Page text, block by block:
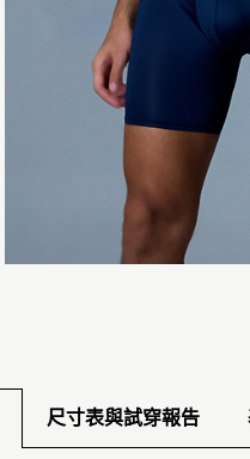
尺寸表與試穿報告